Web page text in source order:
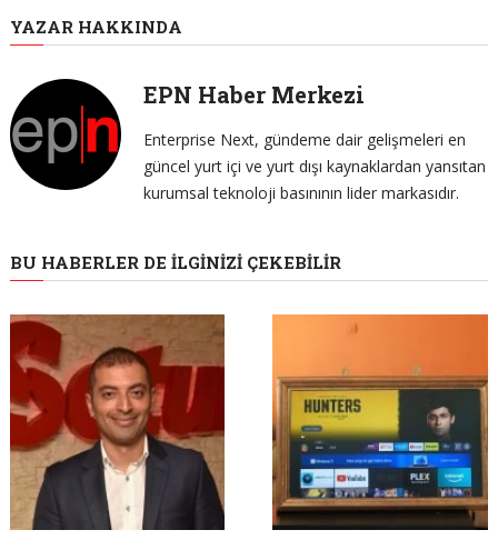
YAZAR HAKKINDA
EPN Haber Merkezi
Enterprise Next, gündeme dair gelişmeleri en
güncel yurt içi ve yurt dışı kaynaklardan yansıtan
kurumsal teknoloji basınının lider markasıdır.
BU HABERLER DE İLGINIZI ÇEKEBILIR